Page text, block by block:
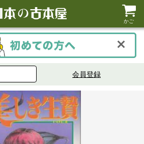
かご
会員登録